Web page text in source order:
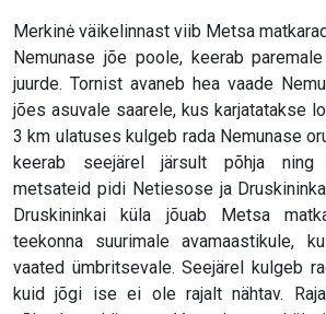
Merkinė väikelinnast viib Metsa
Nemunase jõe poole, keerab
juurde. Tornist avaneb hea vaade
jões asuvale saarele, kus karjatatakse
3 km ulatuses kulgeb rada Nemunase
keerab seejärel järsult põhja ning
metsateid pidi Netiesose ja
Druskininkai küla jõuab Metsa
teekonna suurimale avamaastikule,
vaated ümbritsevale. Seejärel kulgeb
kuid jõgi ise ei ole rajalt nähtav.